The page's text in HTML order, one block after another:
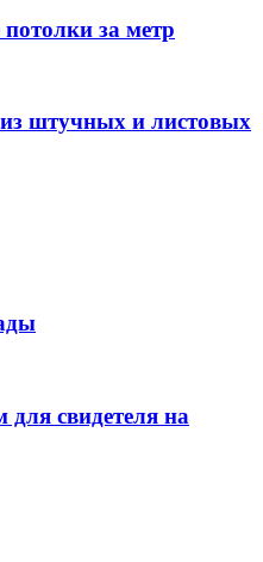
за метр
штучных и листовых
свидетеля на